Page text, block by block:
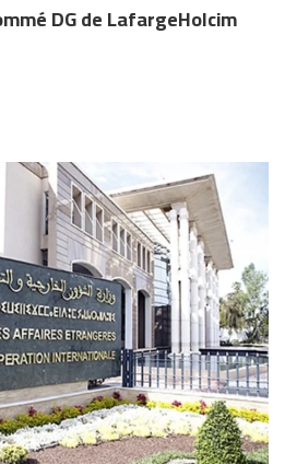
DG de LafargeHolcim